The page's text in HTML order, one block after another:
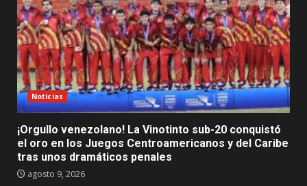
Noticias
¡Orgullo venezolano! La Vinotinto sub-20 conquistó
el oro en los Juegos Centroamericanos y del Caribe
tras unos dramáticos penales
agosto 9, 2026